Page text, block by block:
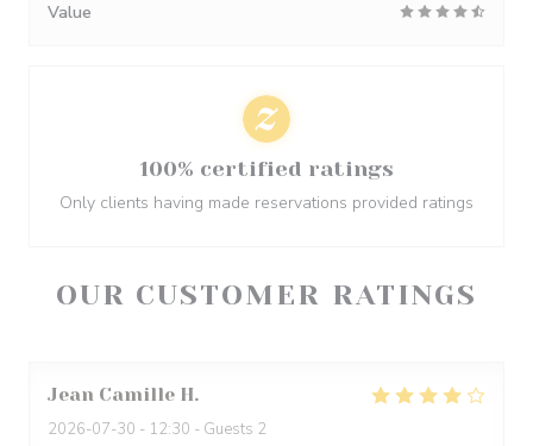
OUR CUSTOMER RATINGS
Jean Camille H
2026-07-30 - 12:30 - Guests 2
Value
100% certified ratings
Only clients having made reservations provided ratings